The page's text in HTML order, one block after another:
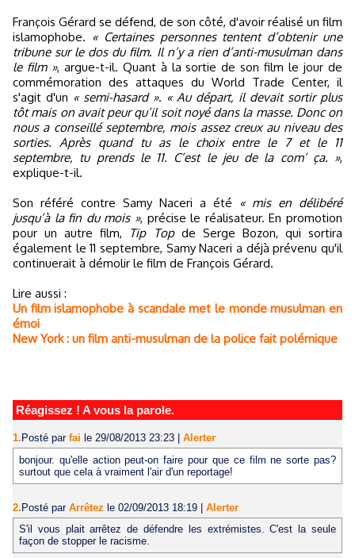
François Gérard se défend, de son côté, d'avoir réalisé un film
islamophobe. « Certaines personnes tentent d’obtenir une
tribune sur le dos du film. Il n’y a rien d’anti-musulman dans
le film », argue-t-il. Quant à la sortie de son film le jour de
commémoration des attaques du World Trade Center, il
s'agit d'un « semi-hasard ». « Au départ, il devait sortir plus
tôt mais on avait peur qu’il soit noyé dans la masse. Donc on
nous a conseillé septembre, mois assez creux au niveau des
sorties. Après quand tu as le choix entre le 7 et le 11
septembre, tu prends le 11. C’est le jeu de la com’ ça. »,
explique-t-il.
Son référé contre Samy Naceri a été
« mis en délibéré
jusqu’à la fin du mois », précise le réalisateur. En promotion
pour un autre film, Tip Top de Serge Bozon, qui sortira
également le 11 septembre, Samy Naceri a déjà prévenu qu'il
continuerait à démolir le film de François Gérard.
Lire aussi :
Un film islamophobe à scandale met le monde musulman en
émoi
New York : un film anti-musulman de la police fait polémique
Réagissez ! A vous la parole.
1. Posté par fai le 29/08/2013 23:23
Alerter
bonjour. qu'elle action peut-on faire pour que ce film ne sorte pas?
surtout que cela à vraiment l'air d'un reportage!
2.Posté par Arrêtez le 02/09/2013 18:19 | Alerter
S'il vous plait arrêtez de défendre les extrémistes. C'est la seule
façon de stopper le racisme.